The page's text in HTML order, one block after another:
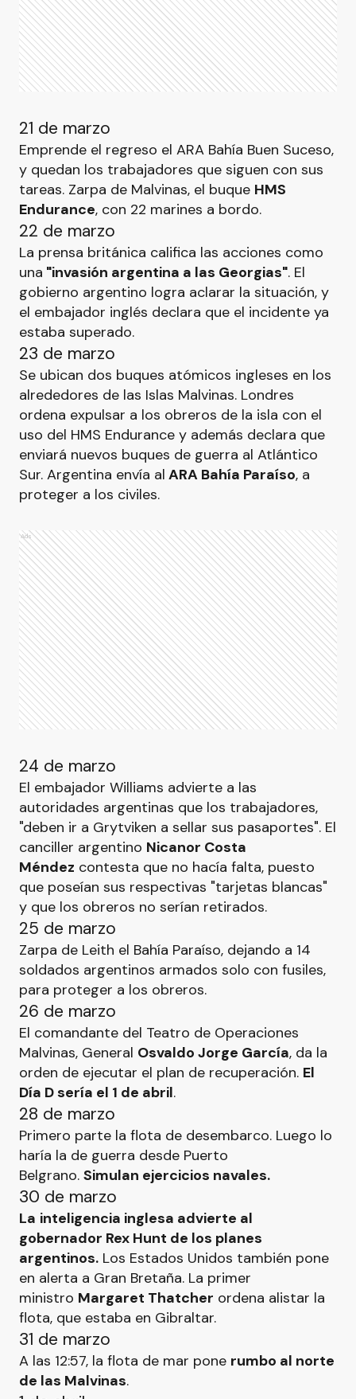
21 de marzo
Emprende el regreso el ARA Bahía Buen Suceso,
y quedan los trabajadores que siguen con sus
tareas. Zarpa de Malvinas, el buque HMS
Endurance, con 22 marines a bordo.
22 de marzo
La prensa británica califica las acciones como
una "invasión argentina a las Georgias". El
gobierno argentino logra aclarar la situación, y
el embajador inglés declara que el incidente ya
estaba superado.
23 de marzo
Se ubican dos buques atómicos ingleses en los
alrededores de las Islas Malvinas. Londres
ordena expulsar a los obreros de la isla con el
uso del HMS Endurance y además declara que
enviará nuevos buques de guerra al Atlántico
Sur. Argentina envía al ARA Bahía Paraíso, a
proteger a los civiles.
Ads
24 de marzo
El embajador Williams advierte a las
autoridades argentinas que los trabajadores,
"deben ir a Grytviken a sellar sus pasaportes". El
canciller argentino Nicanor Costa
Méndez contesta que no hacía falta, puesto
que poseían sus respectivas "tarjetas blancas"
y que los obreros no serían retirados.
25 de marzo
Zarpa de Leith el Bahía Paraíso, dejando a 14
soldados argentinos armados solo con fusiles,
para proteger a los obreros.
26 de marzo
El comandante del Teatro de Operaciones
Malvinas, General Osvaldo Jorge García, da la
orden de ejecutar el plan de recuperación. El
Día D sería el 1 de abril.
28 de marzo
Primero parte la flota de desembarco. Luego lo
haría la de guerra desde Puerto
Belgrano. Simulan ejercicios navales.
30 de marzo
La inteligencia inglesa advierte al
gobernador Rex Hunt de los planes
argentinos. Los Estados Unidos también pone
en alerta a Gran Bretaña. La primer
ministro Margaret Thatcher ordena alistar la
flota, que estaba en Gibraltar.
31 de marzo
A las 12:57, la flota de mar pone rumbo al norte
de las Malvinas.